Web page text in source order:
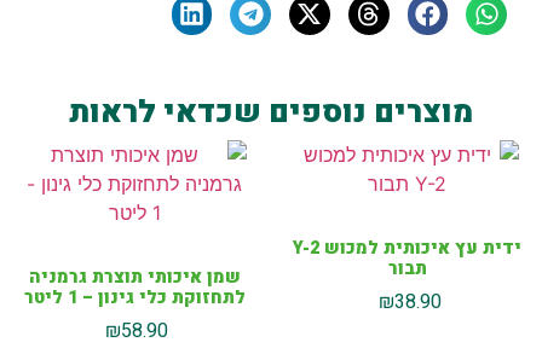
מוצרים נוספים שכדאי לראות
ידית עץ איכותית למכוש Y-2
תבור
₪38.90
שמן איכותי תוצרת גרמניה
לתחזוקת כלי גינון – 1 ליטר
₪58.90